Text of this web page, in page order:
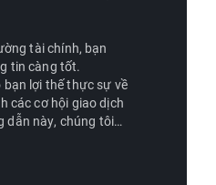
tài chính, bạn
tin càng tốt.
lợi thế thực sự về
các cơ hội giao dịch
dẫn này, chúng tôi